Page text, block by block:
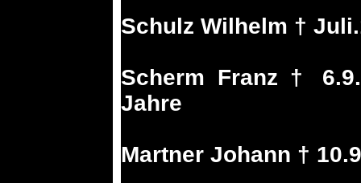
Schulz Wilhelm †
Scherm Franz †
Jahre
Martner Johann †